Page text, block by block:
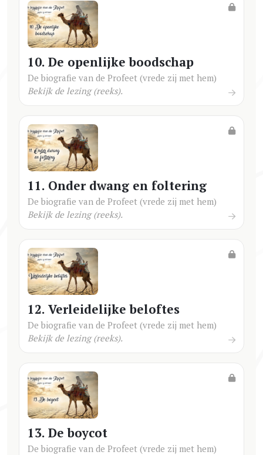
10. De openlijke boodschap
De biografie van de Profeet (vrede zij met hem)
Bekijk de lezing (reeks).
11. Onder dwang en foltering
De biografie van de Profeet (vrede zij met hem)
Bekijk de lezing (reeks).
12. Verleidelijke beloftes
De biografie van de Profeet (vrede zij met hem)
Bekijk de lezing (reeks).
13. De boycot
De biografie van de Profeet (vrede zij met hem)